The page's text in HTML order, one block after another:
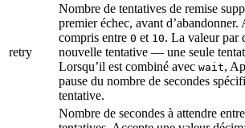
retry
Nombre de tentatives de remise
premier échec, avant d’abandonner.
compris entre 0 et 10. La valeur par
nouvelle tentative — une seule
Lorsqu’il est combiné avec wait,
pause du nombre de secondes
tentative.
Nombre de secondes à attendre